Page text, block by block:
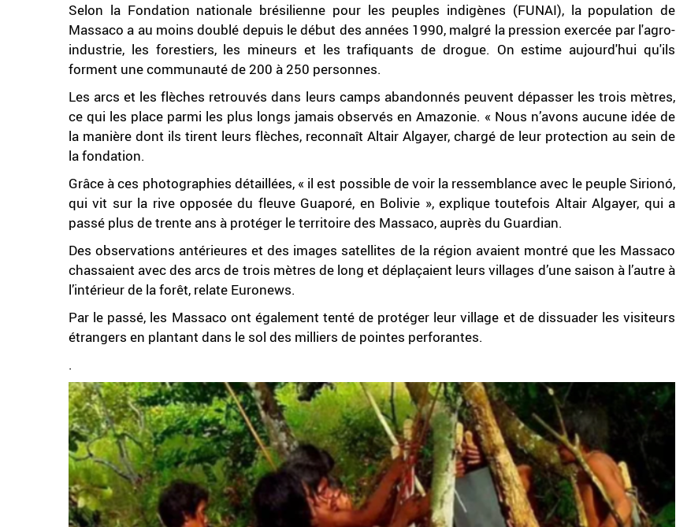
Selon la Fondation nationale brésilienne pour les peuples indigènes (FUNAI), la population de
Massaco a au moins doublé depuis le début des années 1990, malgré la pression exercée par l'agro-
industrie, les forestiers, les mineurs et les trafiquants de drogue. On estime aujourd'hui qu'ils
forment une communauté de 200 à 250 personnes.
Les arcs et les flèches retrouvés dans leurs camps abandonnés peuvent dépasser les trois mètres,
ce qui les place parmi les plus longs jamais observés en Amazonie. « Nous n’avons aucune idée de
la manière dont ils tirent leurs flèches, reconnaît Altair Algayer, chargé de leur protection au sein de
la fondation.
Grâce à ces photographies détaillées, « il est possible de voir la ressemblance avec le peuple Sirionó,
qui vit sur la rive opposée du fleuve Guaporé, en Bolivie », explique toutefois Altair Algayer, qui a
passé plus de trente ans à protéger le territoire des Massaco, auprès du Guardian.
Des observations antérieures et des images satellites de la région avaient montré que les Massaco
chassaient avec des arcs de trois mètres de long et déplaçaient leurs villages d’une saison à l’autre à
l’intérieur de la forêt, relate Euronews.
Par le passé, les Massaco ont également tenté de protéger leur village et de dissuader les visiteurs
étrangers en plantant dans le sol des milliers de pointes perforantes.
.